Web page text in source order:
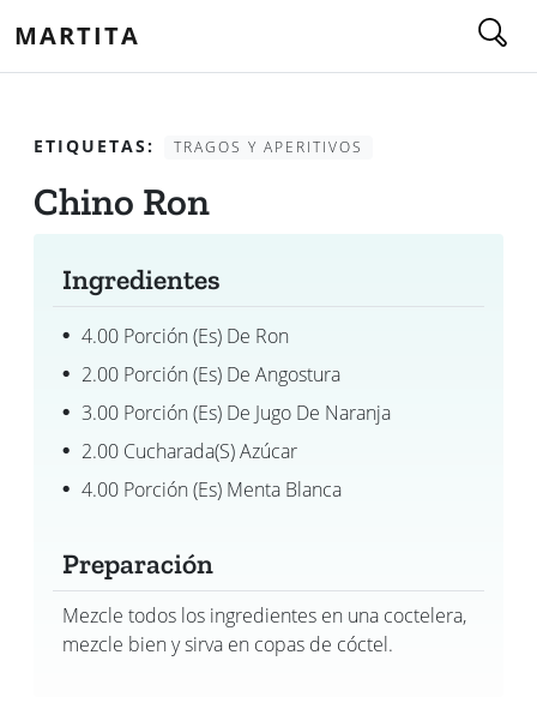
MARTITA
ETIQUETAS: TRAGOS Y APERITIVOS
Chino Ron
Ingredientes
4.00 Porción (es) De Ron
2.00 Porción (es) De Angostura
3.00 Porción (es) De Jugo De Naranja
2.00 Cucharada(s) Azúcar
4.00 Porción (es) Menta Blanca
Preparación
Mezcle todos los ingredientes en una coctelera,
mezcle bien y sirva en copas de cóctel.